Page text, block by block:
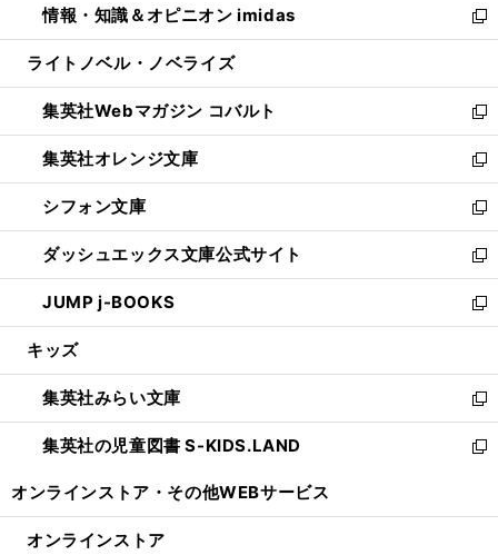
く
で
開
ド
ウ
開
く
ィ
ン
ウ
で
開
く
い
ウ
ン
ド
ウ
で
開
く
情報・知識＆オピニオン imidas
新
し
ウ
ィ
ン
ド
ウ
で
開
く
ライトノベル・ノベライズ
集英社Webマガジン コバルト
新
し
い
ウ
ィ
ン
ド
ウ
で
開
集英社オレンジ文庫
新
し
い
ウ
ィ
ン
ド
ウ
開
く
シフォン文庫
新
し
い
ウ
ィ
ン
ウ
で
開
く
ダッシュエックス文庫公式サイト
新
し
い
ウ
ン
ド
ウ
で
JUMP j-BOOKS
新
し
ウ
ィ
ン
ド
開
キッズ
集英社みらい文庫
新
し
い
ン
集英社の児童図書 S-KIDS.LAND
新
ウ
オンラインストア・ その他WEBサービス
オンラインストア